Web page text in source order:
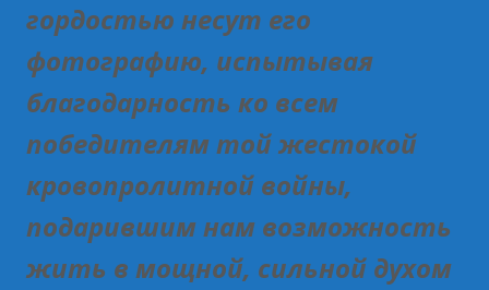
гордостью несут его
фотографию, испытывая
благодарность ко всем
победителям той жестокой
кровопролитной войны,
подарившим нам возможность
жить в мощной, сильной духом